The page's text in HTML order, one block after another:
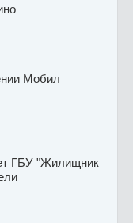
Мобил
ГБУ "Жилищник